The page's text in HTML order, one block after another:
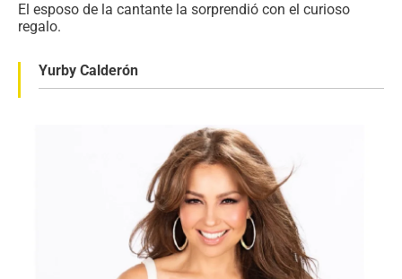
El esposo de la cantante la sorprendió con el curioso
regalo.
Yurby Calderón